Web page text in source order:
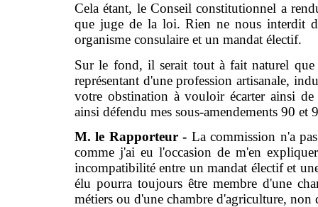
Cela étant, le Conseil constitutionnel a
que juge de la loi. Rien ne nous interdit
organisme consulaire et un mandat électif.
Sur le fond, il serait tout à fait naturel
représentant d'une profession artisanale,
votre obstination à vouloir écarter ainsi
ainsi défendu mes sous-amendements 90 et
M. le Rapporteur - La commission n'a
comme j'ai eu l'occasion de m'en
incompatibilité entre un mandat électif et
élu pourra toujours être membre d'une
métiers ou d'une chambre d'agriculture, non